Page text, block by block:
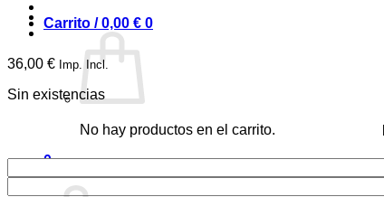
Carrito /0,00 € 0
No hay productos en el carrito.
0
Carrito
36,00 € Imp. Incl.
Sin existencias